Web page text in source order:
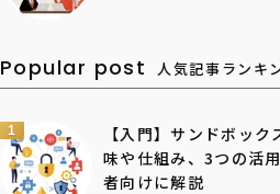
Popular post 人気記事ランキ
1
【入門】サンドボック
味や仕組み、3つの活
者向けに解説